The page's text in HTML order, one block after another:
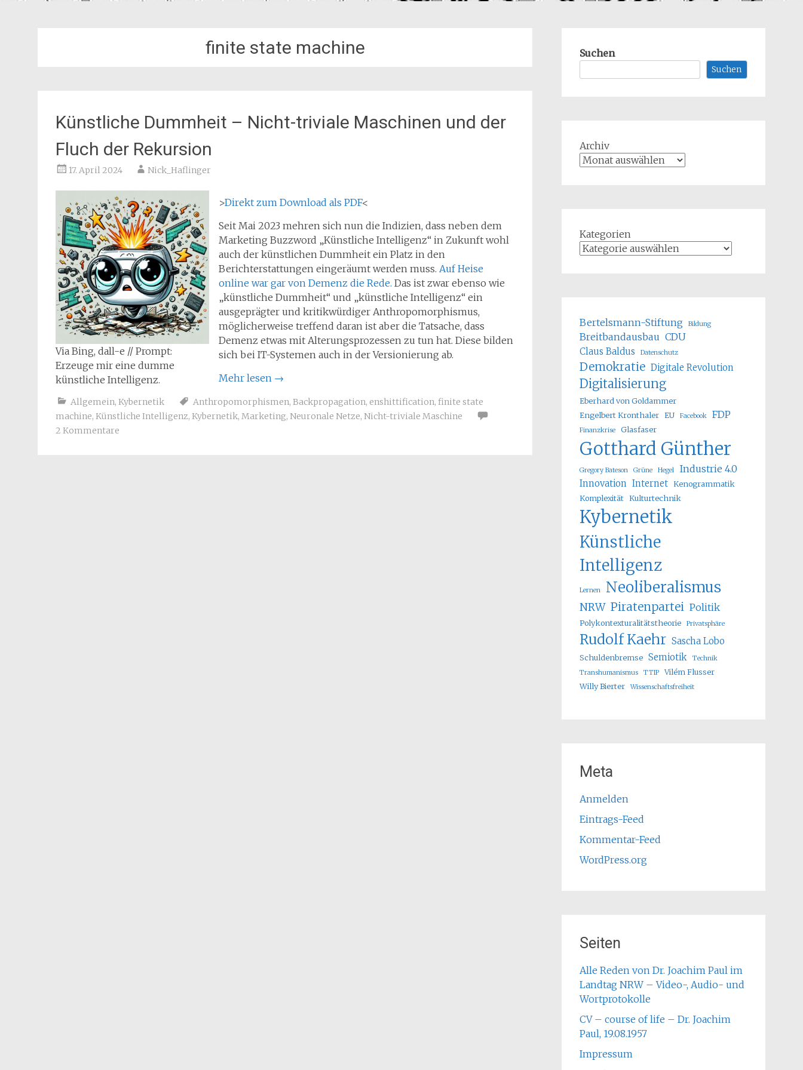
finite state machine
Künstliche Dummheit – Nicht-triviale Maschinen und der
Fluch der Rekursion
17. April 2024 Nick_Haflinger
Via Bing, dall-e // Prompt:
Erzeuge mir eine dumme
künstliche Intelligenz.
>Direkt zum Download als PDF<
Seit Mai 2023 mehren sich nun die Indizien, dass neben dem
Marketing Buzzword „Künstliche Intelligenz“ in Zukunft wohl
auch der künstlichen Dummheit ein Platz in den
Berichterstattungen eingeräumt werden muss. Auf Heise
online war gar von Demenz die Rede. Das ist zwar ebenso wie
„künstliche Dummheit“ und „künstliche Intelligenz“ ein
ausgeprägter und kritikwürdiger Anthropomorphismus,
möglicherweise treffend daran ist aber die Tatsache, dass
Demenz etwas mit Alterungsprozessen zu tun hat. Diese bilden
sich bei IT-Systemen auch in der Versionierung ab.
Mehr lesen →
Allgemein, Kybernetik Anthropomorphismen, Backpropagation, enshittification, finite state
machine, Künstliche Intelligenz, Kybernetik, Marketing, Neuronale Netze, Nicht-triviale Maschine
2 Kommentare
Suchen
Suchen
Archiv
Kategorien
Bertelsmann-Stiftung Bildung
Breitbandausbau CDU
Claus Baldus Datenschutz
Demokratie Digitale Revolution
Digitalisierung
Eberhard von Goldammer
Engelbert Kronthaler EU Facebook FDP
Finanzkrise Glasfaser
Gotthard Günther
Gregory Bateson Grüne Hegel Industrie 4.0
Innovation Internet Kenogrammatik
Komplexität Kulturtechnik
Kybernetik
Künstliche
Intelligenz
Lernen Neoliberalismus
NRW Piratenpartei Politik
Polykontexturalitätstheorie Privatsphäre
Rudolf Kaehr Sascha Lobo
Schuldenbremse Semiotik
Technik
Transhumanismus
TTIP
Vilém Flusser
Willy Bierter
Wissenschaftsfreiheit
Meta
Anmelden
Eintrags-Feed
Kommentar-Feed
WordPress.org
Seiten
Alle Reden von Dr. Joachim Paul im
Landtag NRW – Video-, Audio- und
Wortprotokolle
CV – course of life – Dr. Joachim
Paul, 19.08.1957
Impressum